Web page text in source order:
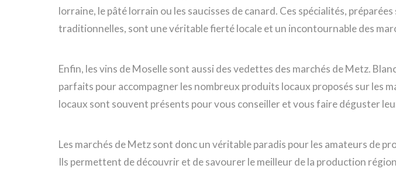
lorraine, le pâté lorrain ou les saucisses de canard. Ces spécialités,
traditionnelles, sont une véritable fierté locale et un incontournable des
Enfin, les vins de Moselle sont aussi des vedettes des marchés de Metz.
parfaits pour accompagner les nombreux produits locaux proposés sur les
locaux sont souvent présents pour vous conseiller et vous faire déguster
Les marchés de Metz sont donc un véritable paradis pour les amateurs de
Ils permettent de découvrir et de savourer le meilleur de la production